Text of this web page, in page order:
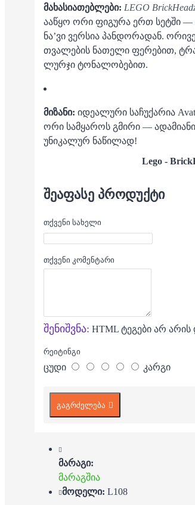
მახასიათებლები: LEGO
ააწყო ორი ფიგურა ერთ სეტში —
ნა’ვი ვერსია პანდორადან.
თვალების ნათელი ფერებით,
ლურჯი ტონალობებით.
მიზანი: იდეალური საჩუქარია
ორი სამყაროს გმირი —
უნიკალურ ნაწილად!
Lego -
ᲨᲔᲐᲤᲐᲡᲔ ᲞᲠᲝᲓᲣᲥᲢᲘ
თქვენი სახელი
თქვენი კომენტარი
შენიშვნა: HTML ტეგები არ
რეიტინგი
ცუდი კარგი
გაგრძელება
მარაგი:
მარაგშია
მოდელი: L108